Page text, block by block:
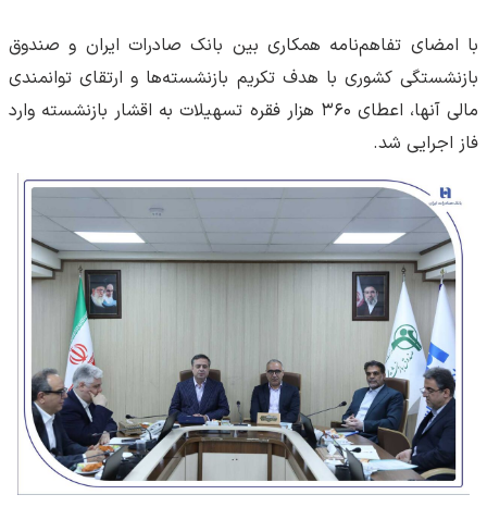
​با امضای تفاهم‌نامه همکاری بین بانک صادرات ایران و صندوق
بازنشستگی کشوری با هدف تکریم بازنشسته‌ها و ارتقای توانمندی
مالی آنها، اعطای ۳۶۰ هزار فقره تسهیلات به اقشار بازنشسته وارد
فاز اجرایی شد.